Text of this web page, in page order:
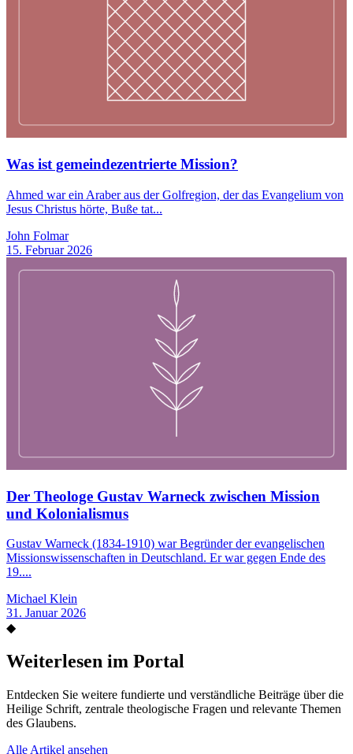
Was ist gemeindezentrierte Mission?
Ahmed war ein Araber aus der Golfregion, der das Evangelium von
Jesus Christus hörte, Buße tat...
John Folmar
15. Februar 2026
Der Theologe Gustav Warneck zwischen Mission
und Kolonialismus
Gustav Warneck (1834-1910) war Begründer der evangelischen
Missionswissenschaften in Deutschland. Er war gegen Ende des
19....
Michael Klein
31. Januar 2026
◆
Weiterlesen im Portal
Entdecken Sie weitere fundierte und verständliche Beiträge über die
Heilige Schrift, zentrale theologische Fragen und relevante Themen
des Glaubens.
Alle Artikel ansehen